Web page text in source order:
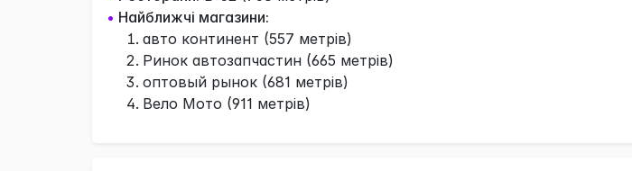
• Найближчі магазини:
авто континент (557 метрів)
Ринок автозапчастин (665 метрів)
оптовый рынок (681 метрів)
Вело Мото (911 метрів)